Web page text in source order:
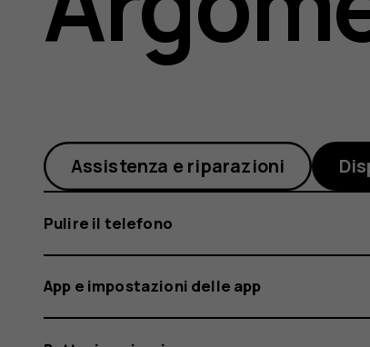
una
scheda
Assistenza e riparazioni
Pulire il telefono
App e impostazioni delle app